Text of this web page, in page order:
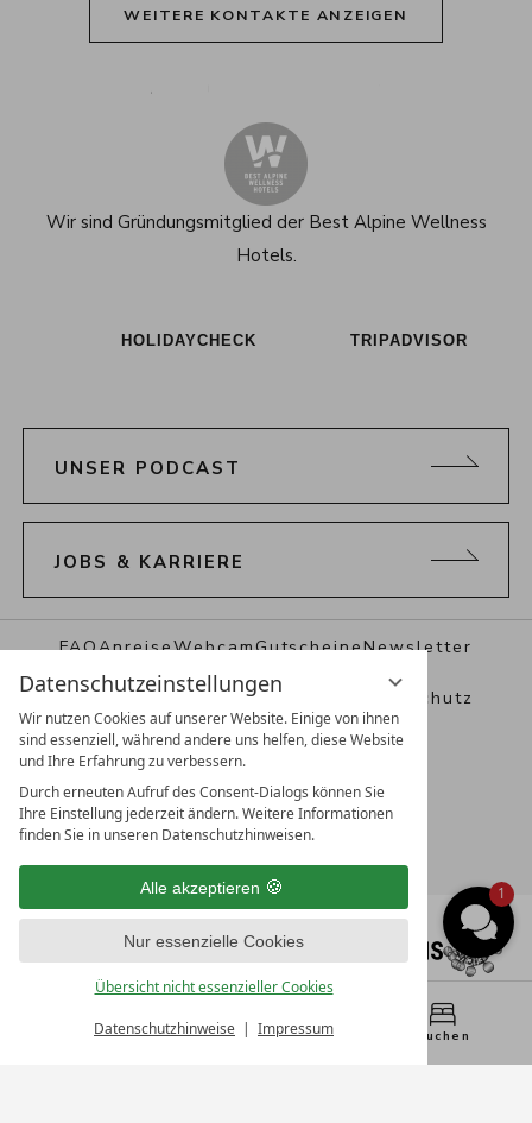
Datenschutzeinstellungen
Wir nutzen Cookies auf unserer Website. Einige von ihnen
sind essenziell, während andere uns helfen, diese Website
und Ihre Erfahrung zu verbessern.
Durch erneuten Aufruf des Consent-Dialogs können Sie
Ihre Einstellung jederzeit ändern. Weitere Informationen
finden Sie in unseren Datenschutzhinweisen.
Alle akzeptieren
Nur essenzielle Cookies
Übersicht nicht essenzieller Cookies
Datenschutzhinweise Impressum
Menü WhatsApp Buchen
WEITERE KONTAKTE ANZEIGEN
Wir sind Gründungsmitglied der Best Alpine Wellness
Hotels.
HOLIDAYCHECK TRIPADVISOR
UNSER PODCAST
JOBS & KARRIERE
FAQAnreiseWebcamGutscheineNewsletter
Prospekte & PresseImpressum Datenschutz
DatenschutzeinstellungenAGB
1